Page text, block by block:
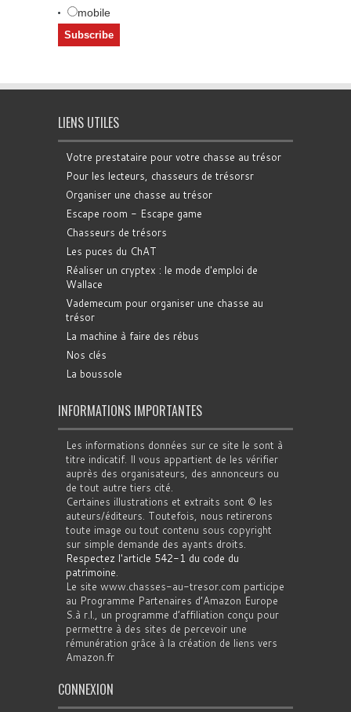
mobile
LIENS UTILES
Votre prestataire pour votre chasse au trésor
Pour les lecteurs, chasseurs de trésorsr
Organiser une chasse au trésor
Escape room - Escape game
Chasseurs de trésors
Les puces du ChAT
Réaliser un cryptex : le mode d'emploi de
Wallace
Vademecum pour organiser une chasse au
trésor
La machine à faire des rébus
Nos clés
La boussole
INFORMATIONS IMPORTANTES
Les informations données sur ce site le sont à
titre indicatif. Il vous appartient de les vérifier
auprès des organisateurs, des annonceurs ou
de tout autre tiers cité.
Certaines illustrations et extraits sont © les
auteurs/éditeurs. Toutefois, nous retirerons
toute image ou tout contenu sous copyright
sur simple demande des ayants droits.
Respectez l'article 542-1 du code du
patrimoine.
Le site www.chasses-au-tresor.com participe
au Programme Partenaires d’Amazon Europe
S.à r.l., un programme d’affiliation conçu pour
permettre à des sites de percevoir une
rémunération grâce à la création de liens vers
Amazon.fr
CONNEXION